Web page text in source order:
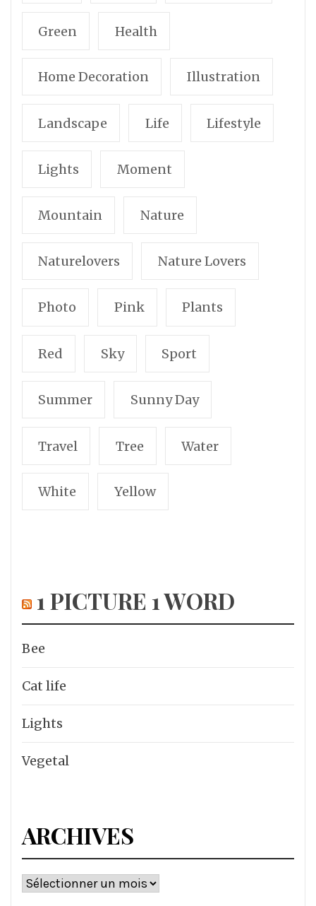
Green Health
Home Decoration Illustration
Landscape Life Lifestyle
Lights Moment
Mountain Nature
Naturelovers Nature Lovers
Photo Pink Plants
Red Sky Sport
Summer Sunny Day
Travel Tree Water
White Yellow
1 PICTURE 1 WORD
Bee
Cat life
Lights
Vegetal
ARCHIVES
Archives